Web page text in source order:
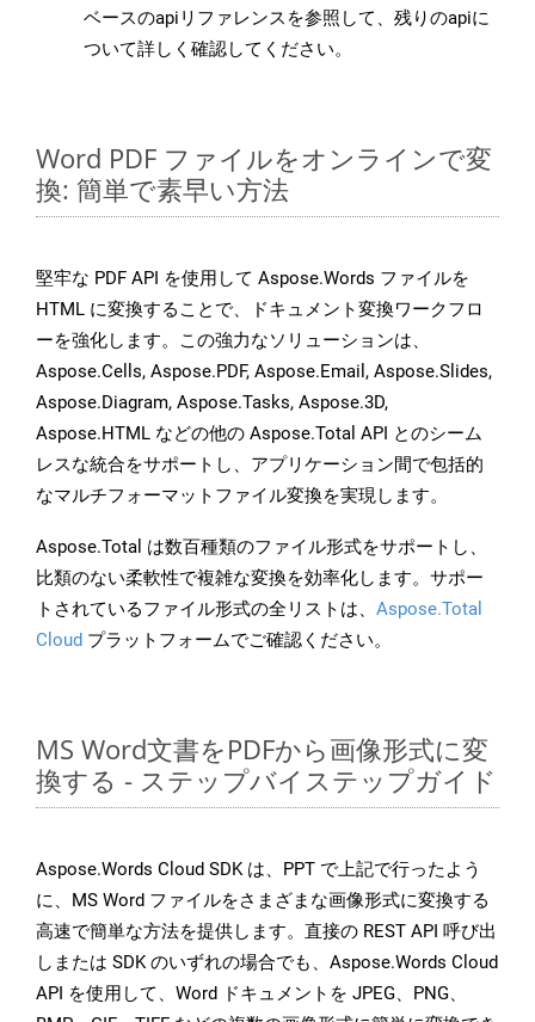
ベースのapiリファレンスを参照して、残りのapiに
ついて詳しく確認してください。
Word PDF ファイルをオンラインで変
換: 簡単で素早い方法
堅牢な PDF API を使用して Aspose.Words ファイルを
HTML に変換することで、ドキュメント変換ワークフロ
ーを強化します。この強力なソリューションは、
Aspose.Cells, Aspose.PDF, Aspose.Email, Aspose.Slides,
Aspose.Diagram, Aspose.Tasks, Aspose.3D,
Aspose.HTML などの他の Aspose.Total API とのシーム
レスな統合をサポートし、アプリケーション間で包括的
なマルチフォーマットファイル変換を実現します。
Aspose.Total は数百種類のファイル形式をサポートし、
比類のない柔軟性で複雑な変換を効率化します。サポー
トされているファイル形式の全リストは、 Aspose.Total
Cloud プラットフォームでご確認ください。
MS Word文書をPDFから画像形式に変
換する - ステップバイステップガイド
Aspose.Words Cloud SDK は、PPT で上記で行ったよう
に、MS Word ファイルをさまざまな画像形式に変換する
高速で簡単な方法を提供します。直接の REST API 呼び出
しまたは SDK のいずれの場合でも、Aspose.Words Cloud
API を使用して、Word ドキュメントを JPEG、PNG、